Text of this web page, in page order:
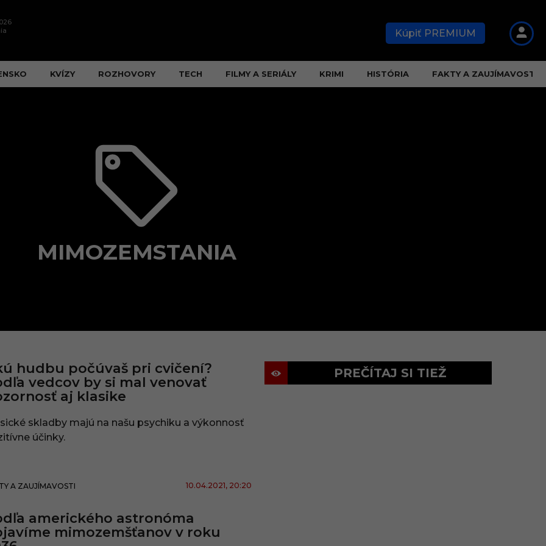
Kúpiť PREMIUM
KVÍZY ROZHOVORY TECH FILMY A SERIÁLY KRIMI HISTÓRIA FAKTY A ZAUJÍMAVOSTI
MIMOZEMSTANIA
hudbu počúvaš pri cvičení?
vedcov by si mal venovať
aj klasike
skladby majú na našu psychiku a výkonnosť
účinky.
A ZAUJÍMAVOSTI 10.04.2021, 20:20
amerického astronóma
mimozemšťanov v roku
PREČÍTAJ SI TIEŽ